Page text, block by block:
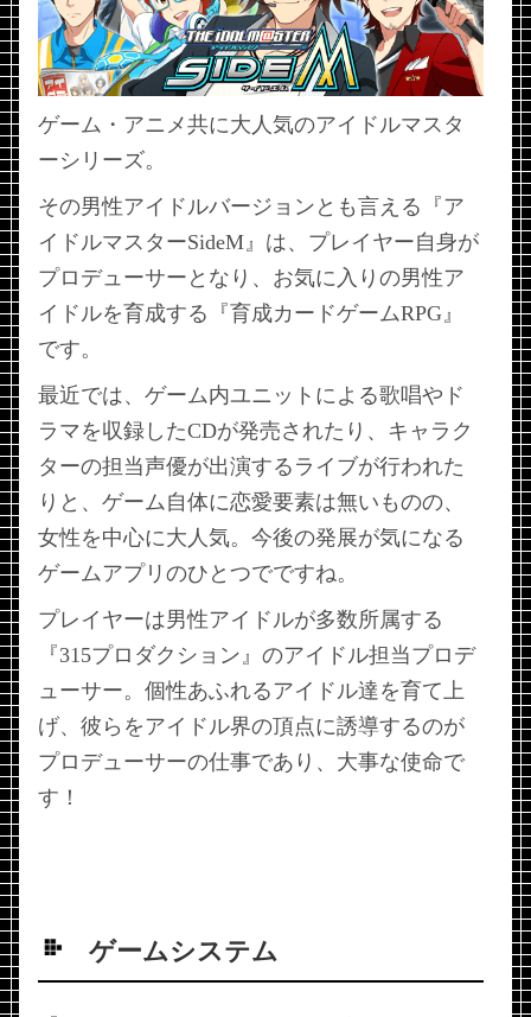
ゲーム・アニメ共に大人気のアイドルマスタ
ーシリーズ。
その男性アイドルバージョンとも言える『ア
イドルマスターSideM』は、プレイヤー自身が
プロデューサーとなり、お気に入りの男性ア
イドルを育成する『育成カードゲームRPG』
です。
最近では、ゲーム内ユニットによる歌唱やド
ラマを収録したCDが発売されたり、キャラク
ターの担当声優が出演するライブが行われた
りと、ゲーム自体に恋愛要素は無いものの、
女性を中心に大人気。今後の発展が気になる
ゲームアプリのひとつでですね。
プレイヤーは男性アイドルが多数所属する
『315プロダクション』のアイドル担当プロデ
ューサー。個性あふれるアイドル達を育て上
げ、彼らをアイドル界の頂点に誘導するのが
プロデューサーの仕事であり、大事な使命で
す！
ゲームシステム